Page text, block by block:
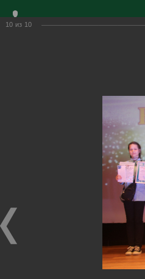
г.
Главная
«Золотая надежда города»-2023
«Золотая надежда
10 из 10